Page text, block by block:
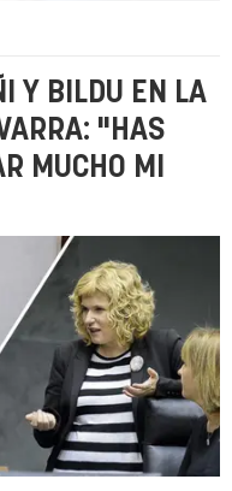
Y BILDU EN LA
"HAS
MUCHO MI